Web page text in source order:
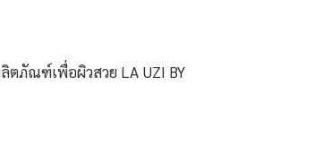
ตภัณฑ์เพื่อผิวสวย LA UZI BY